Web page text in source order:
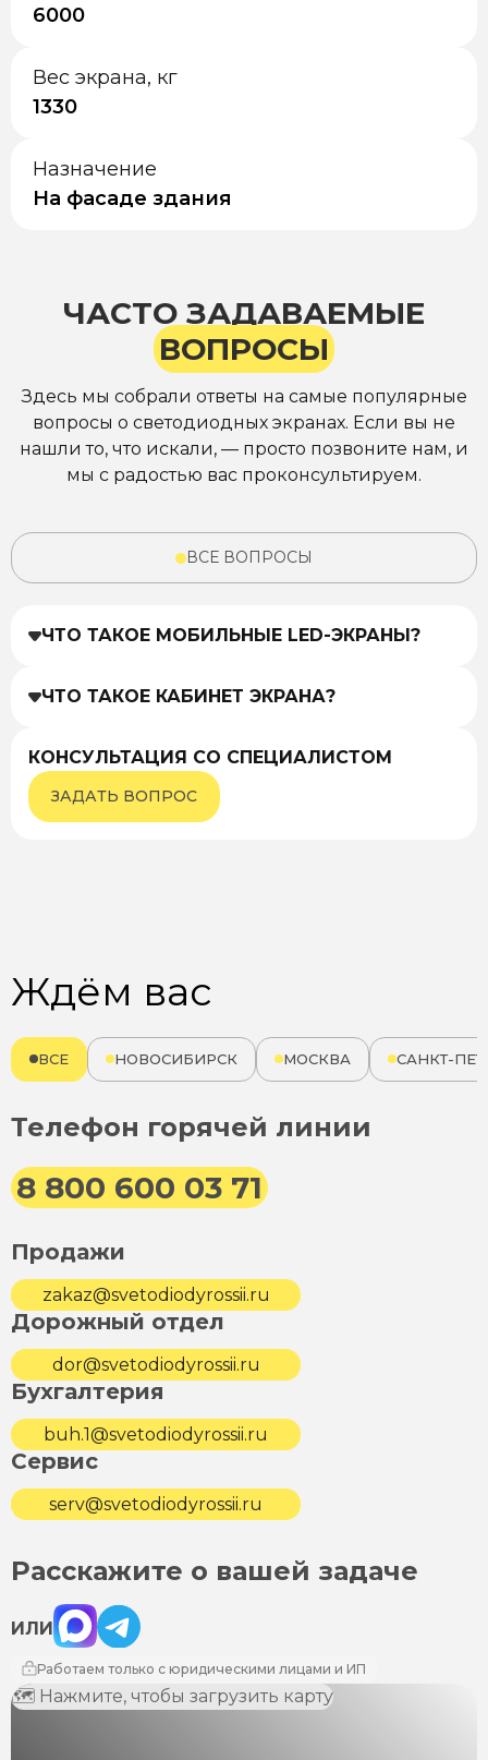
6000
Вес экрана, кг
1330
Назначение
На фасаде здания
ЧАСТО ЗАДАВАЕМЫЕ
ВОПРОСЫ
Здесь мы собрали ответы на самые популярные
вопросы о светодиодных экранах. Если вы не
нашли то, что искали, — просто позвоните нам, и
мы с радостью вас проконсультируем.
ВСЕ ВОПРОСЫ
ЧТО ТАКОЕ МОБИЛЬНЫЕ LED-ЭКРАНЫ?
ЧТО ТАКОЕ КАБИНЕТ ЭКРАНА?
КОНСУЛЬТАЦИЯ СО СПЕЦИАЛИСТОМ
ЗАДАТЬ ВОПРОС
Ждём вас
ВСЕ НОВОСИБИРСК МОСКВА САНКТ-
Телефон горячей линии
8 800 600 03 71
Продажи
zakaz@svetodiodyrossii.ru
Дорожный отдел
dor@svetodiodyrossii.ru
Бухгалтерия
buh.1@svetodiodyrossii.ru
Сервис
serv@svetodiodyrossii.ru
Расскажите о вашей задаче
ИЛИ
Max Telegram
Работаем только с юридическими лицами и ИП
🗺 Нажмите, чтобы загрузить карту